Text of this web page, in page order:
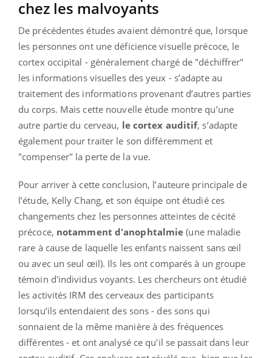
chez les malvoyants
De précédentes études avaient démontré que, lorsque
les personnes ont une déficience visuelle précoce, le
cortex occipital - généralement chargé de "déchiffrer"
les informations visuelles des yeux - s’adapte au
traitement des informations provenant d’autres parties
du corps. Mais cette nouvelle étude montre qu’une
autre partie du cerveau, le cortex auditif, s’adapte
également pour traiter le son différemment et
"compenser" la perte de la vue.
Pour arriver à cette conclusion, l’auteure principale de
l’étude, Kelly Chang, et son équipe ont étudié ces
changements chez les personnes atteintes de cécité
précoce, notamment d'anophtalmie (une maladie
rare à cause de laquelle les enfants naissent sans œil
ou avec un seul œil). Ils les ont comparés à un groupe
témoin d'individus voyants. Les chercheurs ont étudié
les activités IRM des cerveaux des participants
lorsqu’ils entendaient des sons - des sons qui
sonnaient de la même manière à des fréquences
différentes - et ont analysé ce qu'il se passait dans leur